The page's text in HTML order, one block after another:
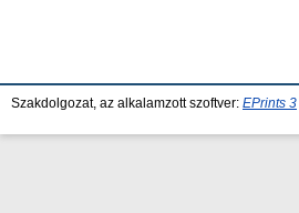
Szakdolgozat, az alkalamzott szoftver: EPrints 3